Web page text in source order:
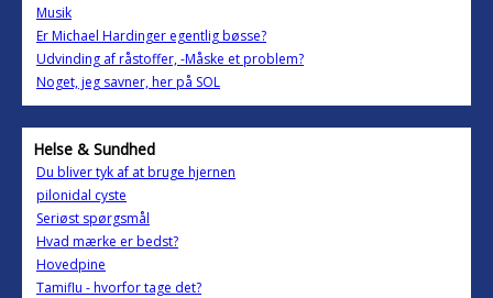
Musik
Er Michael Hardinger egentlig bøsse?
Udvinding af råstoffer, -Måske et problem?
Noget, jeg savner, her på SOL
Helse & Sundhed
Du bliver tyk af at bruge hjernen
pilonidal cyste
Seriøst spørgsmål
Hvad mærke er bedst?
Hovedpine
Tamiflu - hvorfor tage det?